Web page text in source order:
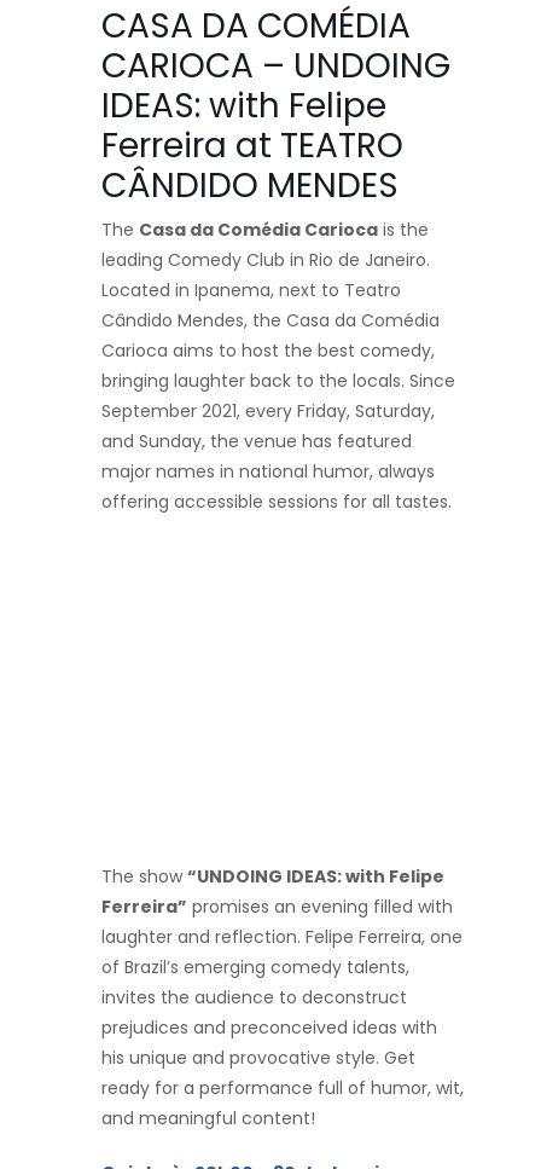
CASA DA COMÉDIA
CARIOCA – UNDOING
IDEAS: with Felipe
Ferreira at TEATRO
CÂNDIDO MENDES
The Casa da Comédia Carioca is the
leading Comedy Club in Rio de Janeiro.
Located in Ipanema, next to Teatro
Cândido Mendes, the Casa da Comédia
Carioca aims to host the best comedy,
bringing laughter back to the locals. Since
September 2021, every Friday, Saturday,
and Sunday, the venue has featured
major names in national humor, always
offering accessible sessions for all tastes.
The show “UNDOING IDEAS: with Felipe
Ferreira” promises an evening filled with
laughter and reflection. Felipe Ferreira, one
of Brazil’s emerging comedy talents,
invites the audience to deconstruct
prejudices and preconceived ideas with
his unique and provocative style. Get
ready for a performance full of humor, wit,
and meaningful content!